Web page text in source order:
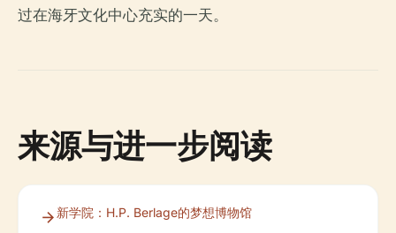
过在海牙文化中心充实的一天。
来源与进一步阅读
新学院：H.P. Berlage的梦想博物馆